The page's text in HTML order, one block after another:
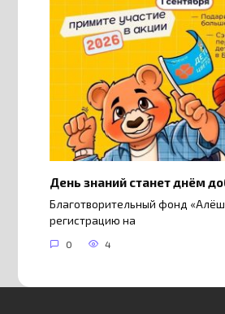
День знаний станет днём
Благотворительный фонд
регистрацию на
0 4